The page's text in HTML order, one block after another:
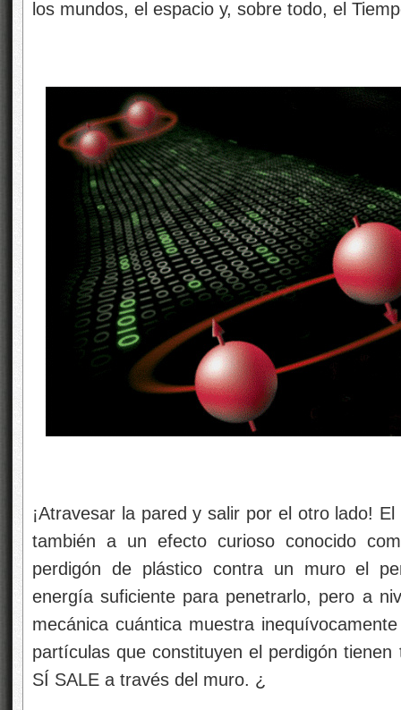
los mundos, el espacio y, sobre todo, el
¡Atravesar la pared y salir por el otro lado! El
también a un efecto curioso conocido
perdigón de plástico contra un muro el
energía suficiente para penetrarlo, pero a
mecánica cuántica muestra
partículas que constituyen el perdigón
SÍ SALE a través del muro. ¿